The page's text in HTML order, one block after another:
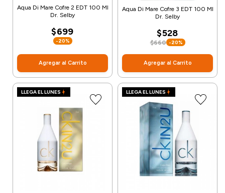
Aqua Di Mare Cofre 2 EDT 100 Ml
Dr. Selby
$699
-20%
Agregar al Carrito
Aqua Di Mare Cofre 3 EDT 100 Ml
Dr. Selby
$528
$660 -20%
Agregar al Carrito
LLEGA EL LUNES LLEGA EL LUNES